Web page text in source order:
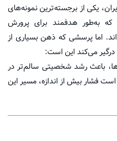
یکی از برجسته‌ترین نمونه‌های
که به‌طور هدفمند برای پرورش
اما پرسشی که ذهن بسیاری از
درگیر می‌کند این است:
باعث رشد شخصیتی سالم‌تر در
فشار بیش از اندازه، مسیر این